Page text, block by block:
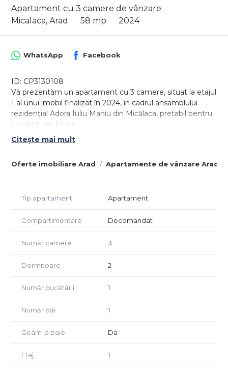
Apartament cu 3 camere de vânzare
Micalaca, Arad
58 mp 2024
Oferte imobiliare Arad Apartamente de vânzare Arad
WhatsApp Facebook
ID: CP3130108
Vă prezentăm un apartament cu 3 camere, situat la etajul
1 al unui imobil finalizat în 2024, în cadrul ansamblului
rezidențial Adora Iuliu Maniu din Micălaca, pretabil pentru
locuință sau birou.
Apartamentul are o suprafață utilă de 58 mp, la care se
bine compartimentat și finisat complet, pregătit pentru
Compartimentare:
Living cu bucătărie open-space
2 dormitoare
Baie cu duș walk-in
Hol
Balcon de 7 mp
Apartamentul beneficiază de:
Încălzire în pardoseală
Aer condiționat
Geamuri tripan termoizolante
Bloc nou, recepționat în 2024
Poziționarea la etajul 1 oferă acces facil și un plus de
Citește mai mult
Tip apartament Apartament
Compartimentare Decomandat
Număr camere 3
Dormitoare 2
Număr bucătării 1
Număr băi 1
Geam la baie Da
Etaj 1